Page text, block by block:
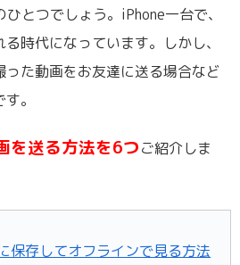
とつでしょう。iPhone一台で、
時代になっています。しかし、
た動画をお友達に送る場合など
。
を送る方法を6つご紹介しま
保存してオフラインで見る方法